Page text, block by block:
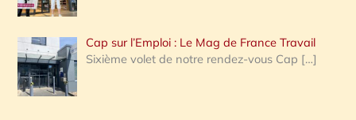
Cap sur l’Emploi : Le Mag de France Travail
Sixième volet de notre rendez-vous Cap […]